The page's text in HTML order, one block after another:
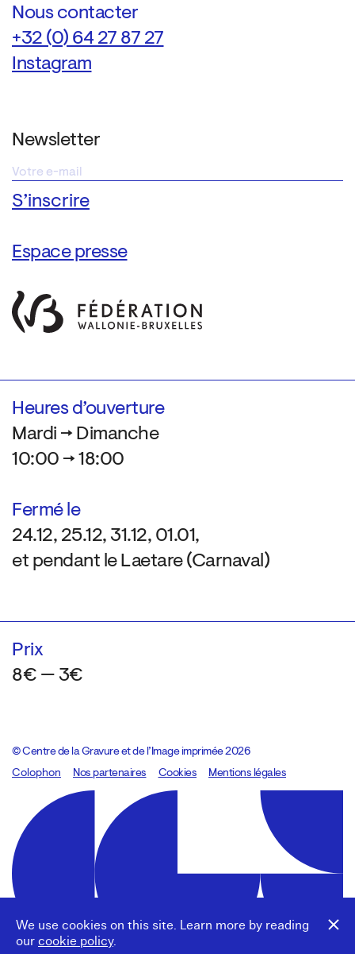
We use cookies on this site. Learn more by reading
our cookie policy.
Nous contacter
+32 (0) 64 27 87 27
Instagram
Newsletter
Espace presse
Heures d’ouverture
Mardi → Dimanche
10:00 → 18:00
Fermé le
24.12, 25.12, 31.12, 01.01,
et pendant le Laetare (Carnaval)
Prix
8€ — 3€
© Centre de la Gravure et de l’Image imprimée 2026
Colophon
Design:Marcel Kaczmarek, code:8080.studio
Nos partenaires Cookies Mentions légales